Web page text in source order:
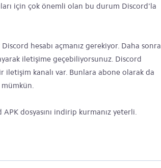
için çok önemli olan bu durum Discord'la
hesabı açmanız gerekiyor. Daha sonra
iletişime geçebiliyorsunuz. Discord
kanalı var. Bunlara abone olarak da
mümkün.
dosyasını indirip kurmanız yeterli.